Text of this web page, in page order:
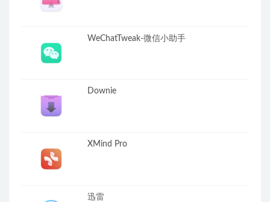
WeChatTweak-微信小助手
Downie
XMind Pro
迅雷